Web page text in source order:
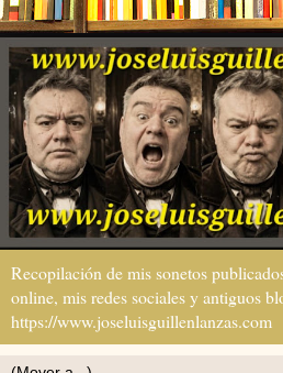
Recopilación de mis sonetos
online, mis redes sociales y antiguos
https://www.joseluisguillenlanzas.com